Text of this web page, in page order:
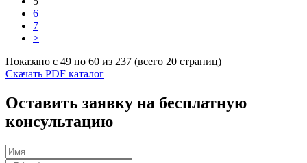
Качели
Песочницы
Детские столики и скамьи
Теневые навесы и сцены
Развивающие игровые элементы
ПДД для детей
6
7
>
Показано с 49 по 60 из 237 (всего 20 страниц)
Скачать PDF каталог
Оставить заявку на бесплатную
консультацию